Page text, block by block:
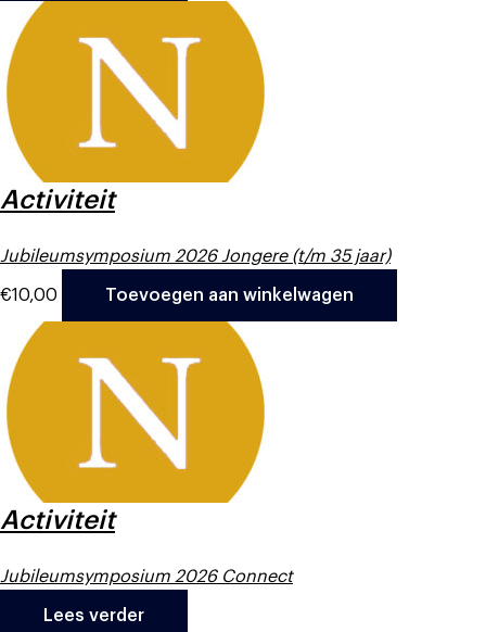
Activiteit
Jubileumsymposium 2026 Jongere (t/m 35 jaar)
€10,00 Toevoegen aan winkelwagen
Activiteit
Jubileumsymposium 2026 Connect
Lees verder